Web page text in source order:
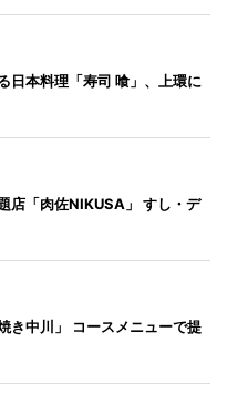
日本料理「寿司 喰」、上環に
店「肉佐NIKUSA」 すし・デ
き中川」 コースメニューで提